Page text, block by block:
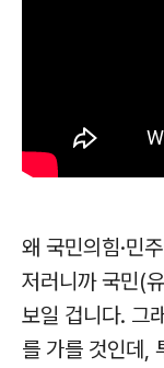
왜 국민의힘·민
저러니까 국민(
보일 겁니다. 그
를 가를 것인데,